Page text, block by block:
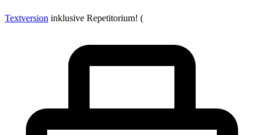
Textversion inklusive Repetitorium! (